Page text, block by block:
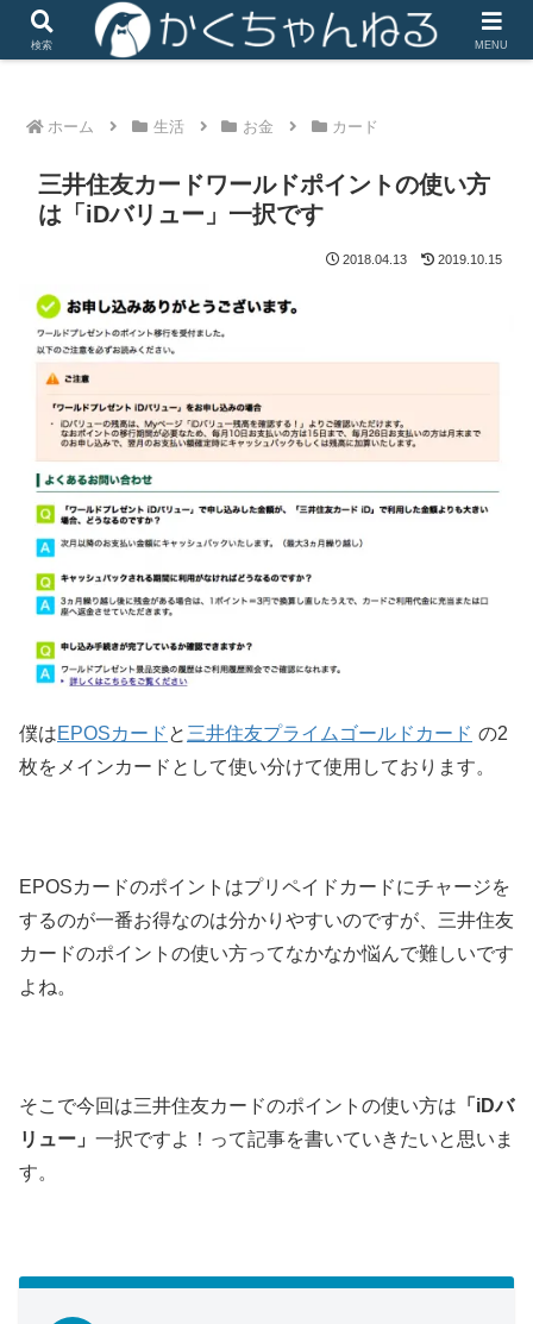
iHerbは楽天リーベイツ経由で楽天ポイントがザクザク
ホーム 生活 お金 カード
三井住友カードワールドポイントの使い方
は「iDバリュー」一択です
2018.04.13 2019.10.15
僕はEPOSカード と 三井住友プライムゴールドカード の2
枚をメインカードとして使い分けて使用しております。
EPOSカードのポイントはプリペイドカードにチャージを
するのが一番お得なのは分かりやすいのですが、三井住友
カードのポイントの使い方ってなかなか悩んで難しいです
よね。
そこで今回は三井住友カードのポイントの使い方は 「iDバ
リュー」 一択ですよ！って記事を書いていきたいと思いま
す。
検索 MENU